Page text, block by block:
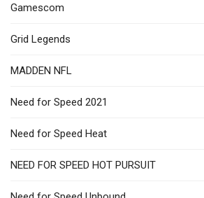
Gamescom
Grid Legends
MADDEN NFL
Need for Speed 2021
Need for Speed Heat
NEED FOR SPEED HOT PURSUIT